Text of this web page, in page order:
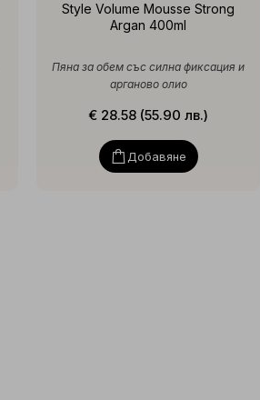
Style Volume Mousse Strong
Argan 400ml
Пяна за обем със силна фиксация и
арганово олио
€ 28.58 (55.90 лв.)
Добавяне